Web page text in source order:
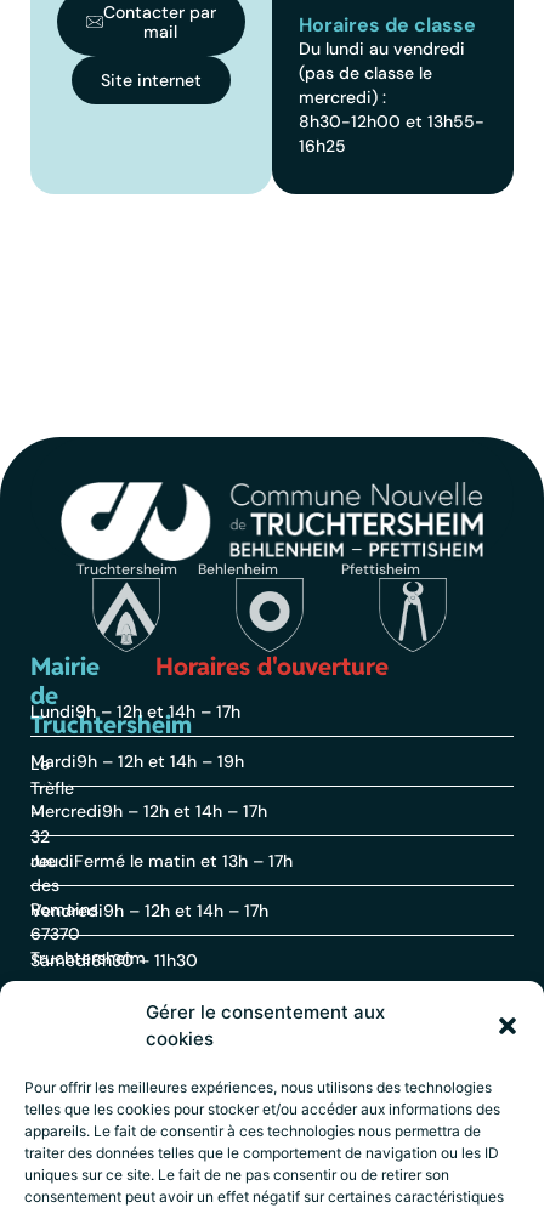
Gérer le consentement aux
cookies
Pour offrir les meilleures expériences, nous utilisons des technologies
telles que les cookies pour stocker et/ou accéder aux informations des
appareils. Le fait de consentir à ces technologies nous permettra de
traiter des données telles que le comportement de navigation ou les ID
uniques sur ce site. Le fait de ne pas consentir ou de retirer son
consentement peut avoir un effet négatif sur certaines caractéristiques
Contacter par
mail
Site internet
Horaires de classe
Du lundi au vendredi
(pas de classe le
mercredi) :
8h30-12h00 et 13h55-
16h25
Truchtersheim Behlenheim Pfettisheim
Mairie
de
Truchtersheim
Le
Trèfle
–
32
rue
des
Romains
67370
Truchtersheim
Contact
03
88
69
60
Horaires d'ouverture
Lundi9h – 12h et 14h – 17h
Mardi9h – 12h et 14h – 19h
Mercredi9h – 12h et 14h – 17h
JeudiFermé le matin et 13h – 17h
Vendredi9h – 12h et 14h – 17h
Samedi8h30 – 11h30